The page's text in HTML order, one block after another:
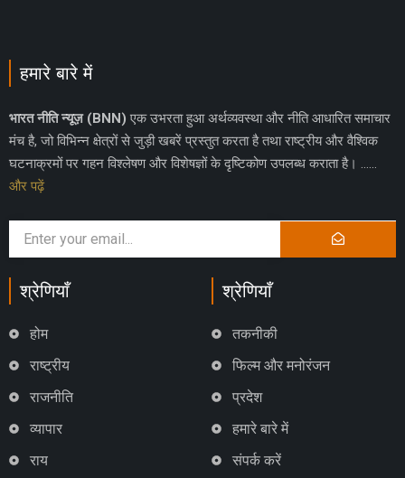
हमारे बारे में
भारत नीति न्यूज़ (BNN) एक उभरता हुआ अर्थव्यवस्था और नीति आधारित समाचार
मंच है, जो विभिन्न क्षेत्रों से जुड़ी खबरें प्रस्तुत करता है तथा राष्ट्रीय और वैश्विक
घटनाक्रमों पर गहन विश्लेषण और विशेषज्ञों के दृष्टिकोण उपलब्ध कराता है। ……
और पढ़ें
श्रेणियाँ
होम
राष्ट्रीय
राजनीति
व्यापार
राय
श्रेणियाँ
तकनीकी
फिल्म और मनोरंजन
प्रदेश
हमारे बारे में
संपर्क करें